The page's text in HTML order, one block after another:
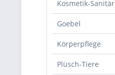
Kosmetik-Sanitär
Goebel
Körperpflege
Plüsch-Tiere